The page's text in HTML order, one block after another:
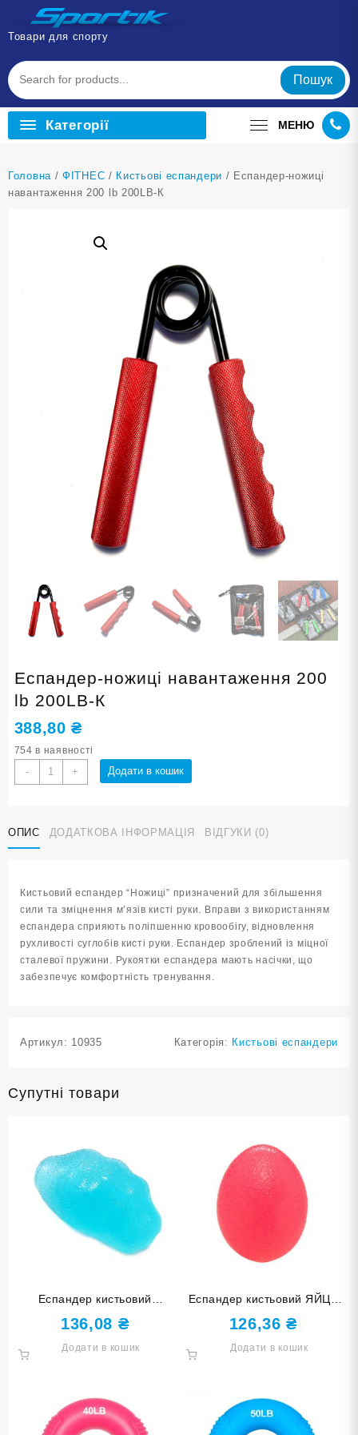
Перейти
вмісту
Товари для спорту
Пошук
Категорії МЕНЮ
Головна /ФІТНЕС / Кистьові еспандери / Еспандер-ножиці
навантаження 200 lb 200LB-К
Еспандер-ножиці навантаження 200
lb 200LB-К
388,80₴
754 в наявності
-
Еспандер-
ножиці
lb
200LB-
+ Додати в кошик
ОПИС ДОДАТКОВА ІНФОРМАЦІЯ ВІДГУКИ (0)
Кистьовий еспандер “Ножиці” призначений для збільшення
сили та зміцнення м’язів кисті руки. Вправи з використанням
еспандера сприяють поліпшенню кровообігу, відновлення
рухливості суглобів кисті руки. Еспандер зроблений із міцної
сталевої пружини. Рукоятки еспандера мають насічки, що
забезпечує комфортність тренування.
Артикул: 10935 Категорія: Кистьові еспандери
Супутні товари
Еспандер кистьовий
КАМІНЧИК блакитний DQ-
82100-Green
136,08 ₴
Додати в кошик
Еспандер кистьовий ЯЙЦЕ
червоний DQ-8211-Red
126,36₴
Додати в кошик